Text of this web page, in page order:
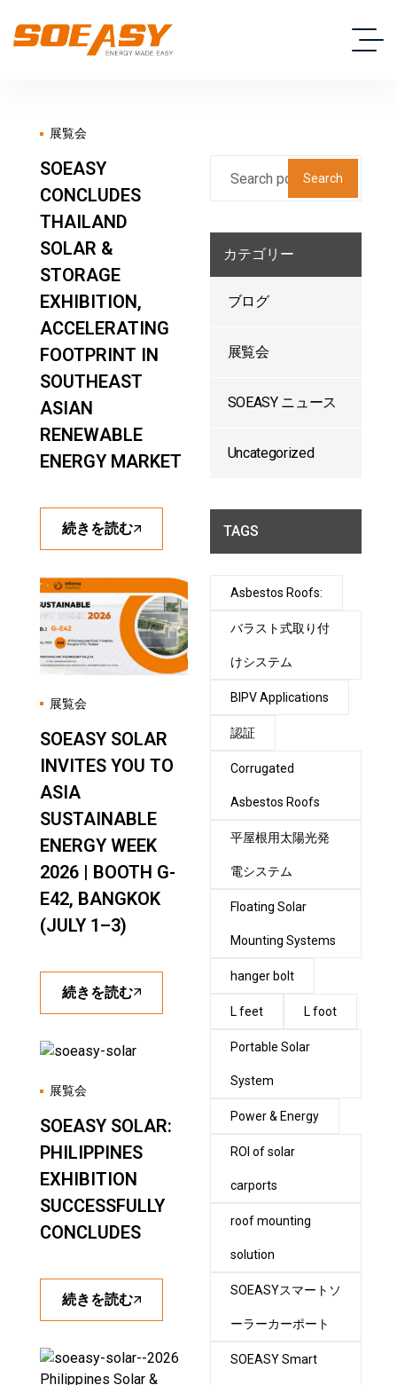
Search
カテゴリー
ブログ
展覧会
SOEASY ニュース
Uncategorized
TAGS
Asbestos Roofs:
バラスト式取り付
けシステム
BIPV Applications
認証
Corrugated
Asbestos Roofs
平屋根用太陽光発
電システム
Floating Solar
Mounting Systems
hanger bolt
L feet L foot
Portable Solar
System
Power & Energy
ROI of solar
carports
roof mounting
solution
SOEASYスマートソ
ーラーカーポート
SOEASY Smart
展覧会
SOEASY
CONCLUDES
THAILAND
SOLAR &
STORAGE
EXHIBITION,
ACCELERATING
FOOTPRINT IN
SOUTHEAST
ASIAN
RENEWABLE
ENERGY MARKET
続きを読む
展覧会
SOEASY SOLAR
INVITES YOU TO
ASIA
SUSTAINABLE
ENERGY WEEK
2026 | BOOTH G-
E42, BANGKOK
(JULY 1–3)
続きを読む
展覧会
SOEASY SOLAR:
PHILIPPINES
EXHIBITION
SUCCESSFULLY
CONCLUDES
続きを読む